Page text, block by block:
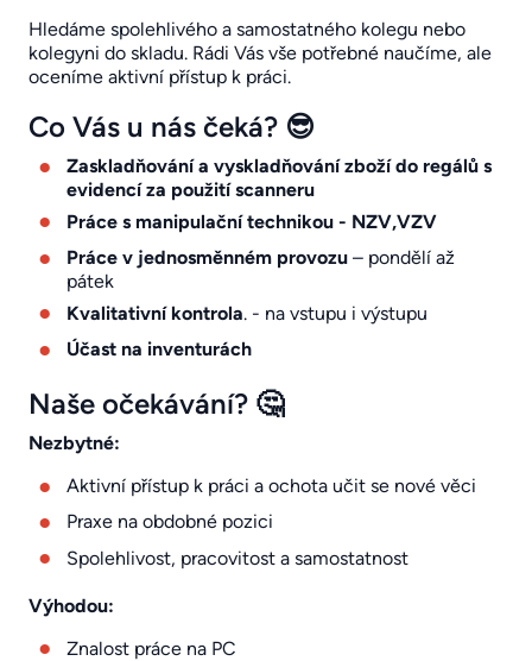
Hledáme spolehlivého a samostatného kolegu nebo
kolegyni do skladu. Rádi Vás vše potřebné naučíme, ale
oceníme aktivní přístup k práci.
Co Vás u nás čeká? 😎
Zaskladňování a vyskladňování zboží do regálů s
evidencí za použití scanneru
Práce s manipulační technikou - NZV,VZV
Práce v jednosměnném provozu – pondělí až
pátek
Kvalitativní kontrola. - na vstupu i výstupu
Účast na inventurách
Naše očekávání? 🤔
Nezbytné:
Aktivní přístup k práci a ochota učit se nové věci
Praxe na obdobné pozici
Spolehlivost, pracovitost a samostatnost
Výhodou:
Znalost práce na PC